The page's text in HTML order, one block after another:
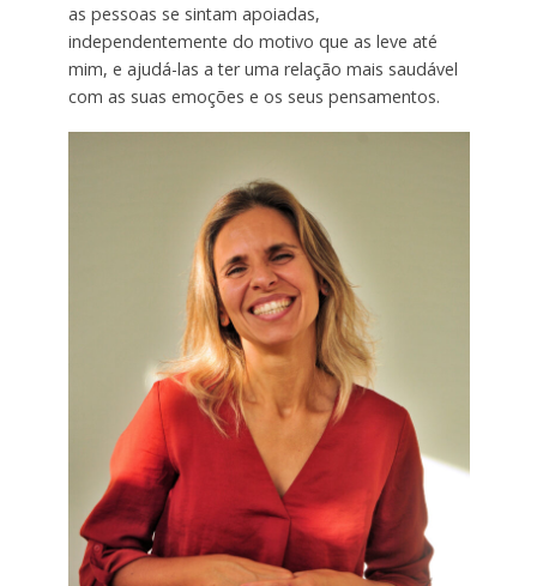
as pessoas se sintam apoiadas,
independentemente do motivo que as leve até
mim, e ajudá-las a ter uma relação mais saudável
com as suas emoções e os seus pensamentos.